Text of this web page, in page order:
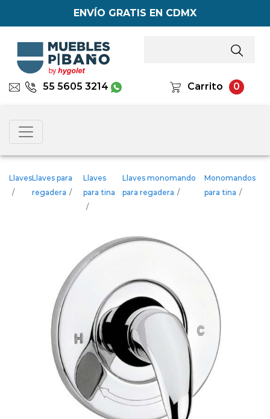
ENVÍO GRATIS EN CDMX
55 5605 3214 Carrito 0
Llaves
/
Llaves para
regadera /
Llaves
para tina
/
Llaves monomando
para regadera /
Monomandos
para tina /